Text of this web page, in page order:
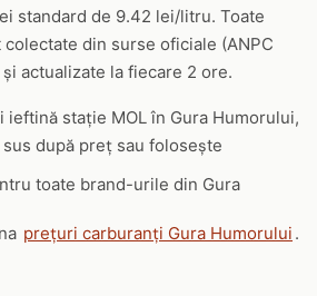
standard de 9.42 lei/litru. Toate
din surse oficiale (ANPC
actualizate la fiecare 2 ore.
ieftină stație MOL în Gura Humorului,
după preț sau folosește
toate brand-urile din Gura
prețuri carburanți Gura Humorului .